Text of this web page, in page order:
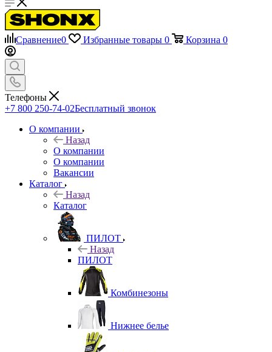
Сравнение0 Избранные товары 0 Корзина 0
Телефоны
+7 800 250-74-02Бесплатный звонок
О компании
Назад
О компании
О компании
Вакансии
Каталог
Назад
Каталог
ПИЛОТ
Назад
ПИЛОТ
Комбинезоны
Нижнее белье